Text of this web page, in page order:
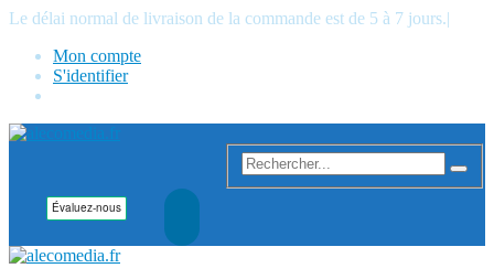
Le délai normal de livraison de la commande est de 5 à 7 jours.|
Mon compte
S'identifier